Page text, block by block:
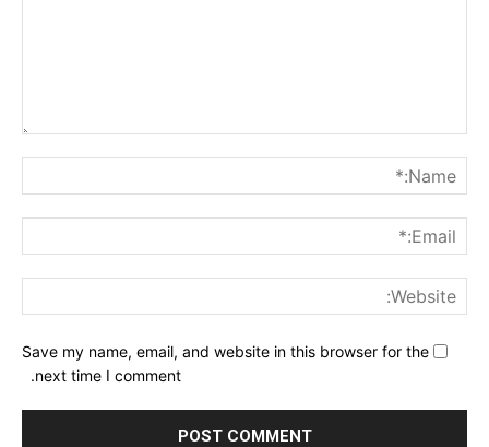
Save my name, email, and website in this browser for the
next time I comment.